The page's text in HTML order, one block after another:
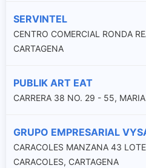
SERVINTEL
CENTRO COMERCIAL RONDA
CARTAGENA
PUBLIK ART EAT
CARRERA 38 NO. 29 - 55,
GRUPO EMPRESARIAL
CARACOLES MANZANA 43
CARACOLES, CARTAGENA